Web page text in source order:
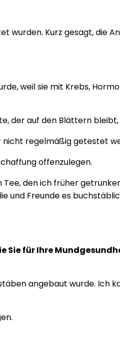
wurden. Kurz gesagt, die
weil sie mit Krebs,
der auf den Blättern bleibt,
nicht regelmäßig getestet
offenzulegen.
den ich früher
und Freunde es
Sie für Ihre
angebaut wurde. Ich